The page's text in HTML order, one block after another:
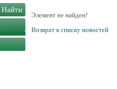
Элемент не найден!
Возврат к списку новостей